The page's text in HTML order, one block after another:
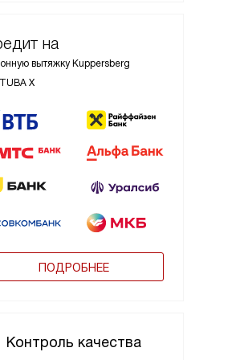
на
вытяжку Kuppersberg
X
ПОДРОБНЕЕ
Контроль качества